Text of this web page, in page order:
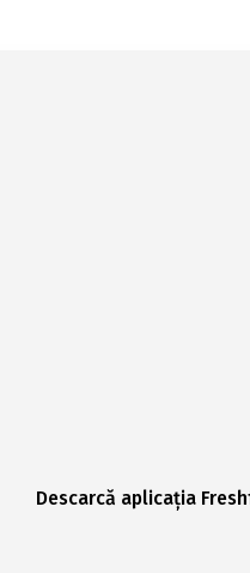
Descarcă aplicația